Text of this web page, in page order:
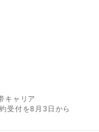
キャリア
受付を8月3日から